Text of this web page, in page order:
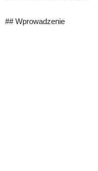
## Wprowadzenie